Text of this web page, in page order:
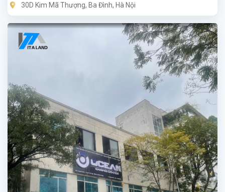
30D Kim Mã Thượng, Ba Đình, Hà Nội